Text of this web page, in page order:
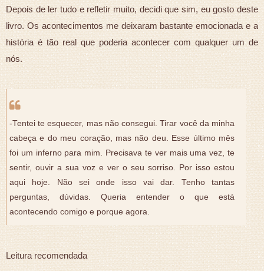
Depois de ler tudo e refletir muito, decidi que sim, eu gosto deste
livro. Os acontecimentos me deixaram bastante emocionada e a
história é tão real que poderia acontecer com qualquer um de
nós.
-Tentei te esquecer, mas não consegui. Tirar você da minha
cabeça e do meu coração, mas não deu. Esse último mês
foi um inferno para mim. Precisava te ver mais uma vez, te
sentir, ouvir a sua voz e ver o seu sorriso. Por isso estou
aqui hoje. Não sei onde isso vai dar. Tenho tantas
perguntas, dúvidas. Queria entender o que está
acontecendo comigo e porque agora.
Leitura recomendada